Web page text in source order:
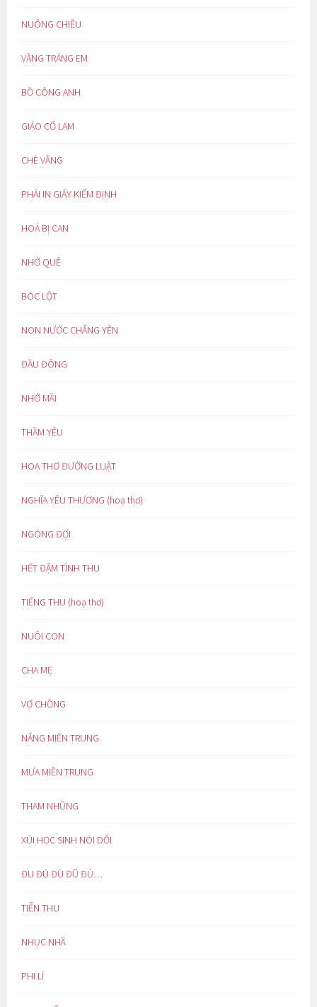
NUÔNG CHIỀU
VẦNG TRĂNG EM
BỒ CÔNG ANH
GIẢO CỔ LAM
CHÈ VẰNG
PHẢI IN GIẤY KIỂM ĐỊNH
HOÁ BỊ CAN
NHỚ QUÊ
BÓC LỘT
NON NƯỚC CHẲNG YÊN
ĐẦU ĐÔNG
NHỚ MÃI
THẦM YÊU
HOẠ THƠ ĐƯỜNG LUẬT
NGHĨA YÊU THƯƠNG (hoạ thơ)
NGÓNG ĐỢI
HẾT ĐẬM TÌNH THU
TIẾNG THU (hoạ thơ)
NUÔI CON
CHA MẸ
VỢ CHỒNG
NẮNG MIỀN TRUNG
MƯA MIỀN TRUNG
THAM NHŨNG
XÚI HỌC SINH NÓI DỐI
ĐU ĐÚ ĐÙ ĐŨ ĐỦ…
TIỄN THU
NHỤC NHÃ
PHI LÍ